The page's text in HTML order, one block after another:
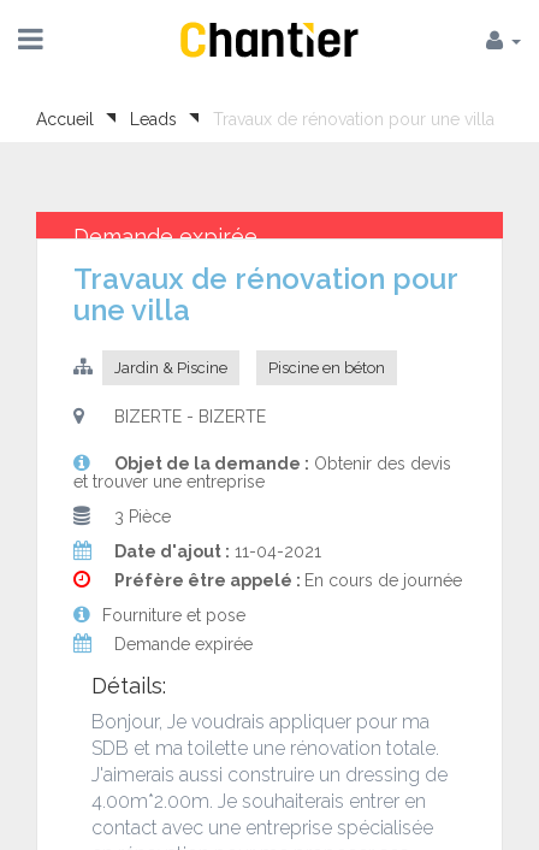
Accueil Leads Travaux de rénovation pour une villa
Demande expirée
Travaux de rénovation pour
une villa
Jardin & Piscine Piscine en béton
BIZERTE - BIZERTE
Objet de la demande : Obtenir des devis
et trouver une entreprise
3 Pièce
Date d'ajout : 11-04-2021
Préfère être appelé : En cours de journée
Fourniture et pose
Demande expirée
Détails:
Bonjour, Je voudrais appliquer pour ma
SDB et ma toilette une rénovation totale.
J'aimerais aussi construire un dressing de
4.00m*2.00m. Je souhaiterais entrer en
contact avec une entreprise spécialisée